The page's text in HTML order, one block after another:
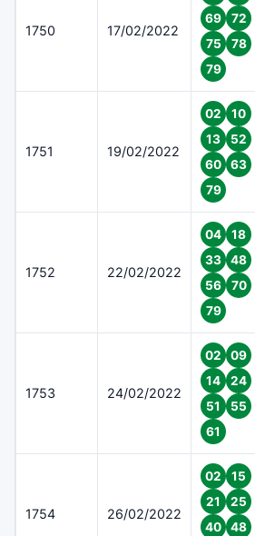
1750 17/02/2022
69
72
75
78
79
1751 19/02/2022
02
10
13
52
60
63
79
1752 22/02/2022
04
18
33
48
56
70
79
1753 24/02/2022
02
09
14
24
51
55
61
1754 26/02/2022
02
15
21
25
40
48